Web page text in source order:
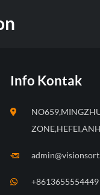
Info Kontak
+8613655554449